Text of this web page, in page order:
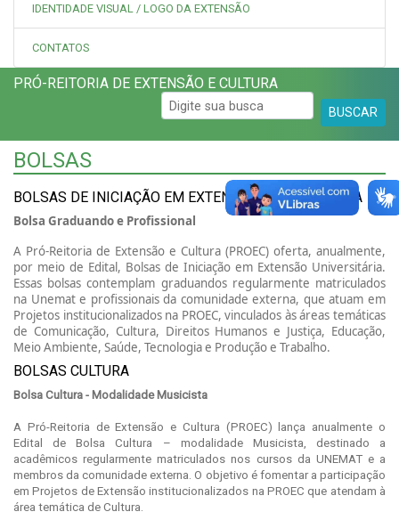
IDENTIDADE VISUAL / LOGO DA EXTENSÃO
CONTATOS
PRÓ-REITORIA DE EXTENSÃO E CULTURA
BUSCAR
BOLSAS
BOLSAS DE INICIAÇÃO EM EXTENSÃO UNIVERSITÁRIA
Bolsa Graduando e Profissional
A Pró-Reitoria de Extensão e Cultura (PROEC) oferta, anualmente,
por meio de Edital, Bolsas de Iniciação em Extensão Universitária.
Essas bolsas contemplam graduandos regularmente matriculados
na Unemat e profissionais da comunidade externa, que atuam em
Projetos institucionalizados na PROEC, vinculados às áreas temáticas
de Comunicação, Cultura, Direitos Humanos e Justiça, Educação,
Meio Ambiente, Saúde, Tecnologia e Produção e Trabalho.
BOLSAS CULTURA
Bolsa Cultura - Modalidade Musicista
A Pró-Reitoria de Extensão e Cultura (PROEC) lança anualmente o
Edital de Bolsa Cultura – modalidade Musicista, destinado a
acadêmicos regularmente matriculados nos cursos da UNEMAT e a
membros da comunidade externa. O objetivo é fomentar a participação
em Projetos de Extensão institucionalizados na PROEC que atendam à
área temática de Cultura.